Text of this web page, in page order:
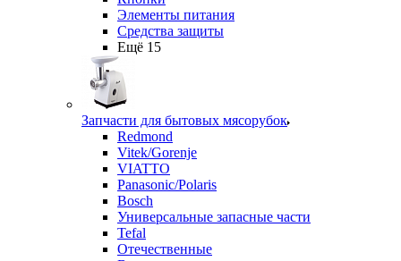
Элементы питания
Средства защиты
Ещё 15
Запчасти для бытовых мясорубок
Redmond
Vitek/Gorenje
VIATTO
Panasonic/Polaris
Bosch
Универсальные запасные части
Tefal
Отечественные